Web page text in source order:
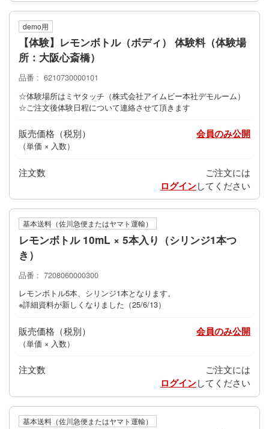
demo用
【体験】レモンボトル（ボディ） 体験料（体験場
所：大阪心斎橋）
品番
6210730000101
☆体験場所はミヤタッチ（株式会社アイムビー本社デモルーム）
☆ご注文後体験日程について連絡させて頂きます
販売価格
（単価 × 入数）
会員のみ公開
注文数 ご注文には
ログインしてください
基本送料（佐川急便またはヤマト運輸）
レモンボトル 10mL × 5本入り（シリンジ1本つ
き）
品番
7208060000300
レモンボトル5本、シリンジ1本となります。
※詳細資料が新しくなりました（25/6/13）
販売価格
（単価 × 入数）
会員のみ公開
注文数 ご注文には
ログインしてください
基本送料（佐川急便またはヤマト運輸）